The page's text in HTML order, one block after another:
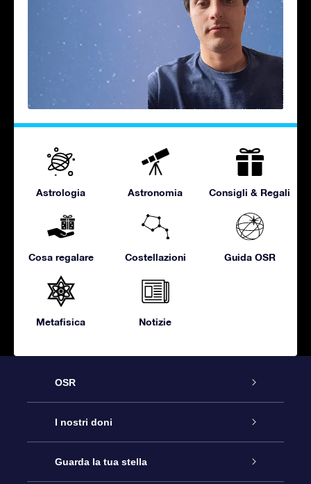
Astrologia Astronomia Consigli & Regali
Cosa regalare Costellazioni Guida OSR
Metafisica Notizie
OSR
Assistenza
Contattaci
I nostri doni
Online Star Gift
Guarda la tua stella